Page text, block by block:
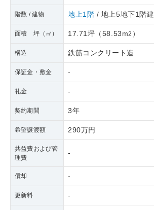
階数 / 建物 地上1階 / 地上5地下1階建
面積 坪（㎡） 17.71坪 （58.53m2 ）
構造 鉄筋コンクリート造
保証金・敷金 -
礼金 -
契約期間 3年
希望譲渡額 290万円
共益費および管
理費
-
償却 -
更新料 -